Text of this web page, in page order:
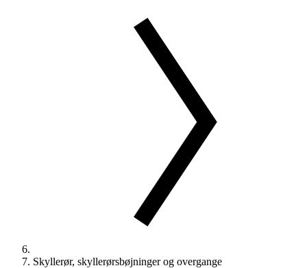
Skyllerør, skyllerørsbøjninger og overgange